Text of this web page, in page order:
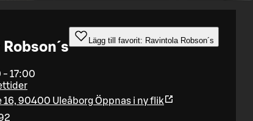
Lägg till favorit: Ravintola Robson´s
- 17:00
16, 90400 UleåborgÖppnas i ny flik